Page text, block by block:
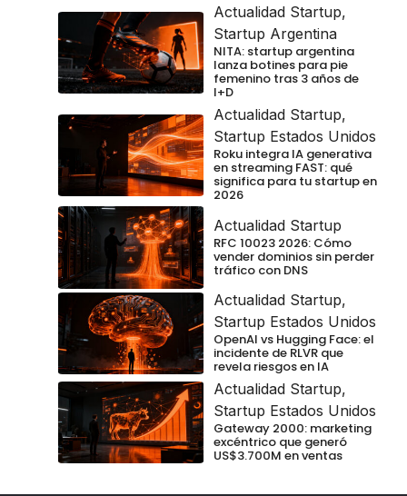
Actualidad Startup,
Startup Argentina
NITA: startup argentina
lanza botines para pie
femenino tras 3 años de
I+D
Actualidad Startup,
Startup Estados Unidos
Roku integra IA generativa
en streaming FAST: qué
significa para tu startup en
2026
Actualidad Startup
RFC 10023 2026: Cómo
vender dominios sin perder
tráfico con DNS
Actualidad Startup,
Startup Estados Unidos
OpenAI vs Hugging Face: el
incidente de RLVR que
revela riesgos en IA
Actualidad Startup,
Startup Estados Unidos
Gateway 2000: marketing
excéntrico que generó
US$3.700M en ventas